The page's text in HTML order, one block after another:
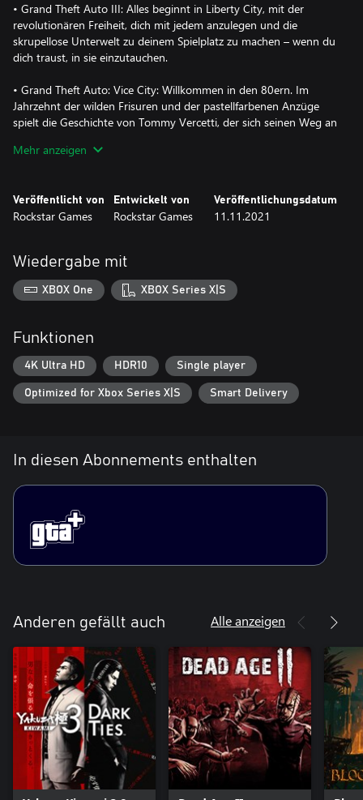
• Grand Theft Auto III: Alles beginnt in Liberty City, mit der
revolutionären Freiheit, dich mit jedem anzulegen und die
skrupellose Unterwelt zu deinem Spielplatz zu machen – wenn du
dich traust, in sie einzutauchen.
• Grand Theft Auto: Vice City: Willkommen in den 80ern. Im
Jahrzehnt der wilden Frisuren und der pastellfarbenen Anzüge
spielt die Geschichte von Tommy Vercetti, der sich seinen Weg an
Betrug und Vergeltung in einer in Neonlicht getränkten,
• Grand Theft Auto: San Andreas: Los Santos in den frühen
90ern. Eine Stadt, die in Kriminalität und Korruption zu versinken
auf eine Reise durch ganz San Andreas, um seine Familie zu
retten und die Straßen unter seine Kontrolle zu bringen.
Mehr anzeigen
Veröffentlicht von
Rockstar Games
Entwickelt von
Rockstar Games
Veröffentlichungsdatum
11.11.2021
Wiedergabe mit
XBOX One XBOX Series X|S
Funktionen
4K Ultra HD HDR10 Single player
Optimized for Xbox Series X|S Smart Delivery
In diesen Abonnements enthalten
Anderen gefällt auch Alle anzeigen